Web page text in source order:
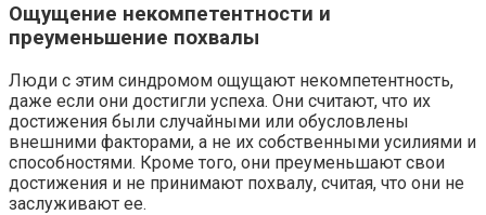
Ощущение некомпетентности и
преуменьшение похвалы
Люди с этим синдромом ощущают некомпетентность,
даже если они достигли успеха. Они считают, что их
достижения были случайными или обусловлены
внешними факторами, а не их собственными усилиями и
способностями. Кроме того, они преуменьшают свои
достижения и не принимают похвалу, считая, что они не
заслуживают ее.